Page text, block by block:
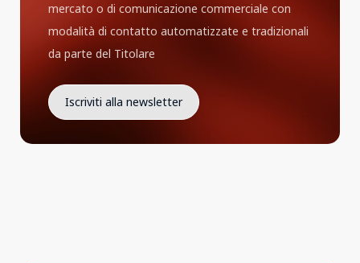
mercato o di comunicazione commerciale con
modalità di contatto automatizzate e tradizionali
da parte del Titolare